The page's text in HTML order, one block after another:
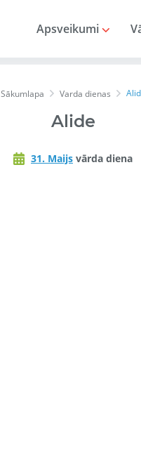
Apsveikumi
Sākumlapa Varda dienas
Alide
31. Maijs vārda diena